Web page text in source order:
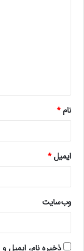
نام*
ایمیل*
وب‌سایت